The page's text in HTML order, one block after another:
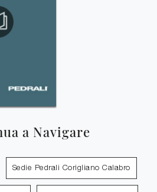
a Navigare
Sedie Pedrali Corigliano Calabro